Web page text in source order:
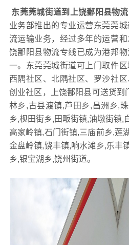
东莞莞城街道到上饶鄱阳县物
业务部推出的专业运营东莞莞
流运输业务，经过多年的运营
饶鄱阳县物流专线已成为港邦
一。东莞莞城街道可上门取件区
西隅社区、北隅社区、罗沙社区
创业社区，上饶鄱阳县可送货到
林乡,古县渡镇,芦田乡,昌洲乡,
乡,枧田街乡,田畈街镇,油墩街镇,
高家岭镇,石门街镇,三庙前乡,莲
金盘岭镇,饶丰镇,响水滩乡,乐丰
乡,银宝湖乡,饶州街道。